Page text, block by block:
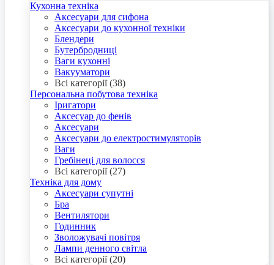
Кухонна техніка
Аксесуари для сифона
Аксесуари до кухонної техніки
Блендери
Бутербродниці
Ваги кухонні
Вакууматори
Всі категорії (38)
Персональна побутова техніка
Іригатори
Аксесуар до фенів
Аксесуари
Аксесуари до електростимуляторів
Ваги
Гребінеці для волосся
Всі категорії (27)
Техніка для дому
Аксесуари супутні
Бра
Вентилятори
Годинник
Зволожувачі повітря
Лампи денного світла
Всі категорії (20)